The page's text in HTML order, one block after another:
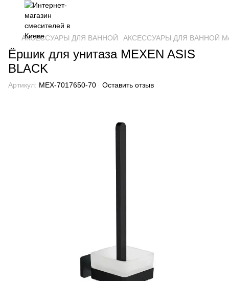
АКСЕССУАРЫ ДЛЯ ВАННОЙ АКСЕССУАРЫ ДЛЯ ВАННОЙ
Ёршик для унитаза MEXEN ASIS
BLACK
Артикул: MEX-7017650-70 Оставить отзыв